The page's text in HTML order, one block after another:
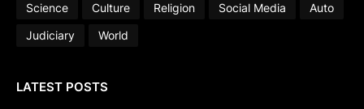
Science
Culture Religion Social Media
Auto
Judiciary
World
LATEST POSTS